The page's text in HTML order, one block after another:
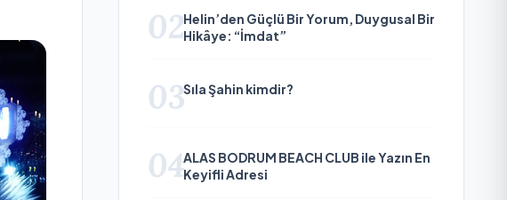
02Helin’den Güçlü Bir Yorum, Duygusal Bir
Hikâye: “İmdat”
03Sıla Şahin kimdir?
04ALAS BODRUM BEACH CLUB ile Yazın En
Keyifli Adresi